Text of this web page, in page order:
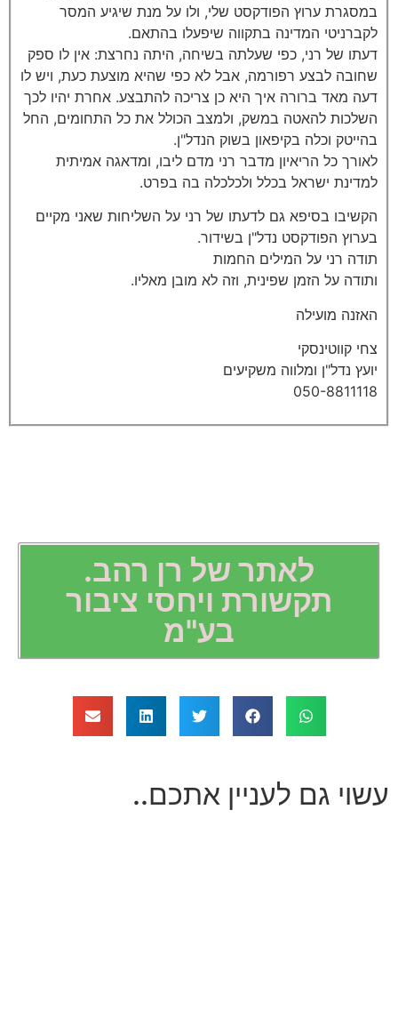
במסגרת ערוץ הפודקסט שלי, ולו על מנת שיגיע המסר
לקברניטי המדינה בתקווה שיפעלו בהתאם.
דעתו של רני, כפי שעלתה בשיחה, היתה נחרצת: אין לו ספק
שחובה לבצע רפורמה, אבל לא כפי שהיא מוצעת כעת, ויש לו
דעה מאד ברורה איך היא כן צריכה להתבצע. אחרת יהיו לכך
השלכות להאטה במשק, ולמצב הכולל את כל התחומים, החל
בהייטק וכלה בקיפאון בשוק הנדל"ן.
לאורך כל הריאיון מדבר רני מדם ליבו, ומדאגה אמיתית
למדינת ישראל בכלל ולכלכלה בה בפרט.
הקשיבו בסיפא גם לדעתו של רני על השליחות שאני מקיים
בערוץ הפודקסט נדל"ן בשידור.
תודה רני על המילים החמות
ותודה על הזמן שפינית, וזה לא מובן מאליו.
האזנה מועילה
צחי קווטינסקי
יועץ נדל"ן ומלווה משקיעים
050-8811118
לאתר של רן רהב.
תקשורת ויחסי ציבור
בע"מ
עשוי גם לעניין אתכם..